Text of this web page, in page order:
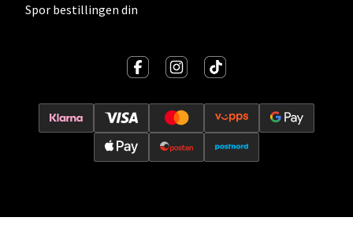
Spor bestillingen din
Lillehammer - Strandtorget
Strandtorget, 2609 Lillehammer
Åpent i dag 09-20
Strømmen - Thon Senter Strømmen